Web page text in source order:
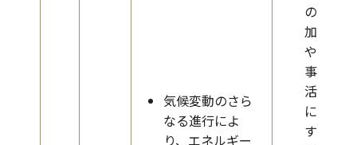
気候変動のさら
なる進行によ
り、エネルギー
の増
加
や、
事業
活動
に対
する